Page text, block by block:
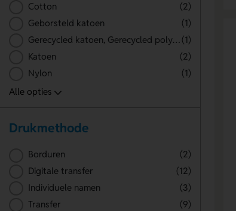
Cotton
(2)
Geborsteld katoen
(1)
Gerecycled katoen, Gerecycled polyester
(1)
Katoen
(2)
Nylon
(1)
Drukmethode
Borduren
(2)
Digitale transfer
(12)
Individuele namen
(3)
Transfer
(9)